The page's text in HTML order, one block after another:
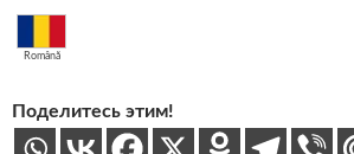
Română
Поделитесь этим!